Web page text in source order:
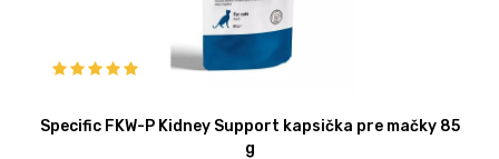
Specific FKW-P Kidney Support kapsička pre mačky 85
g